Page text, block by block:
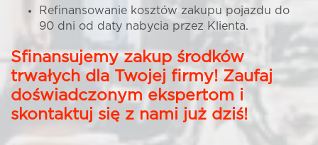
Refinansowanie kosztów zakupu pojazdu do
90 dni od daty nabycia przez Klienta.
Sfinansujemy zakup środków
trwałych dla Twojej firmy! Zaufaj
doświadczonym ekspertom i
skontaktuj się z nami już dziś!